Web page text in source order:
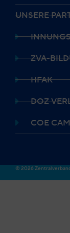
UNSERE
ZVA-
HFAK
DOZ
COE
© 2026